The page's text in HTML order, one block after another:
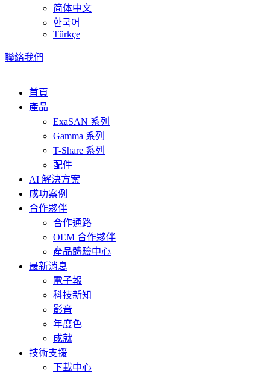
简体中文
한국어
Türkçe
聯絡我們
首頁
產品
ExaSAN 系列
Gamma 系列
T-Share 系列
配件
AI 解決方案
成功案例
合作夥伴
合作通路
OEM 合作夥伴
產品體驗中心
最新消息
電子報
科技新知
影音
年度色
成就
技術支援
下載中心